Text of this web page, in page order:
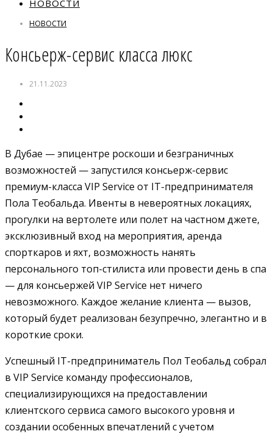
НОВОСТИ
НОВОСТИ
Консьерж-сервис класса люкс
21.11.2023
В Дубае — эпицентре роскоши и безграничных
возможностей — запустился консьерж-сервис
премиум-класса VIP Service от IT-предпринимателя
Пола Теобальда. Ивенты в невероятных локациях,
прогулки на вертолете или полет на частном джете,
эксклюзивный вход на мероприятия, аренда
спорткаров и яхт, возможность нанять
персонального топ-стилиста или провести день в спа
— для консьержей VIP Service нет ничего
невозможного. Каждое желание клиента — вызов,
который будет реализован безупречно, элегантно и в
короткие сроки.
Успешный IT-предприниматель Пол Теобальд собрал
в VIP Service команду профессионалов,
специализирующихся на предоставлении
клиентского сервиса самого высокого уровня и
создании особенных впечатлений с учетом